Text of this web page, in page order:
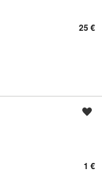
25 €
1 €